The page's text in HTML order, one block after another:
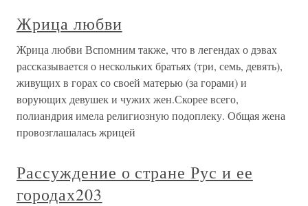
Жрица любви
Жрица любви Вспомним также, что в легендах о дэвах
рассказывается о нескольких братьях (три, семь, девять),
живущих в горах со своей матерью (за горами) и
ворующих девушек и чужих жен.Скорее всего,
полиандрия имела религиозную подоплеку. Общая жена
провозглашалась жрицей
Рассуждение о стране Рус и ее
городах203